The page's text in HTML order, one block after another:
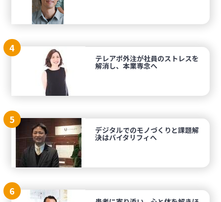
4
テレアポ外注が社員のストレスを
解消し、本業専念へ
5
デジタルでのモノづくりと課題解
決はバイタリフィへ
6